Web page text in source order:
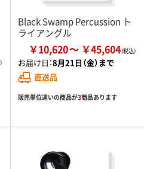
Black Swamp Percussion ト
ライアングル
￥10,620 ￥45,604
お届け日：8月21日（金）まで
直送品
販売単位違いの商品が3商品あります